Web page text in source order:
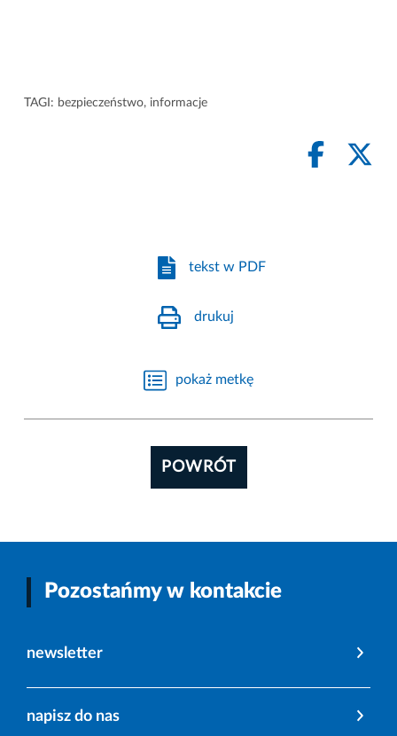
TAGI: bezpieczeństwo, informacje
tekst w PDF
drukuj
pokaż metkę
POWRÓT
Pozostańmy w kontakcie
newsletter
napisz do nas